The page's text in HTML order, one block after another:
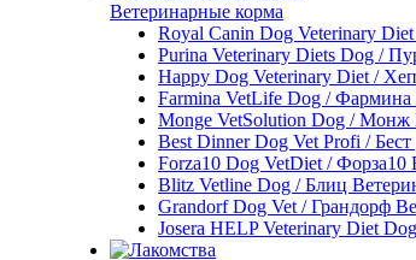
Ветеринарные корма
Royal Canin Dog Veterinary
Purina Veterinary Diets Dog /
Happy Dog Veterinary Diet /
Farmina VetLife Dog / Фармина
Monge VetSolution Dog / Монж
Best Dinner Dog Vet Profi /
Forza10 Dog VetDiet / Форза10
Blitz Vetline Dog / Блиц
Grandorf Dog Vet / Грандорф
Josera HELP Veterinary Diet